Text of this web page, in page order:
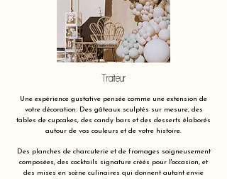
Traiteur
Une expérience gustative pensée comme une extension de
votre décoration. Des gâteaux sculptés sur mesure, des
tables de cupcakes, des candy bars et des desserts élaborés
autour de vos couleurs et de votre histoire.
Des planches de charcuterie et de fromages soigneusement
composées, des cocktails signature créés pour l'occasion, et
des mises en scène culinaires qui donnent autant envie